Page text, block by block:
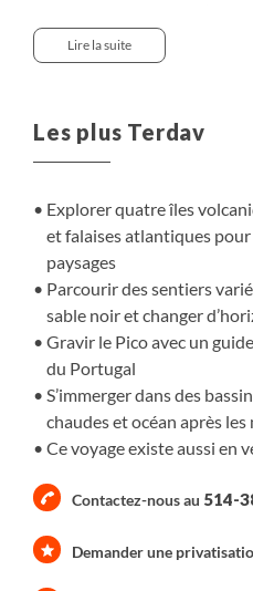
fumerolles racontent
les falaises plongent vers
relief spectaculaire. Faial
s’achève sur Pico, dominée
351 mètres, silhouette
temps d’échange, au
Lire la suite
Les plus Terdav
Explorer quatre îles
et falaises atlantiques
paysages
Parcourir des sentiers
sable noir et changer
Gravir le Pico avec un
du Portugal
S’immerger dans des
chaudes et océan après
Ce voyage existe aussi en
Contactez-nous au 514-
Demander une